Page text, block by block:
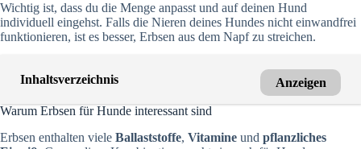
Wichtig ist, dass du die Menge anpasst und auf deinen Hund
individuell eingehst. Falls die Nieren deines Hundes nicht einwandfrei
funktionieren, ist es besser, Erbsen aus dem Napf zu streichen.
Inhaltsverzeichnis Anzeigen
Warum Erbsen für Hunde interessant sind
Erbsen enthalten viele Ballaststoffe, Vitamine und pflanzliches